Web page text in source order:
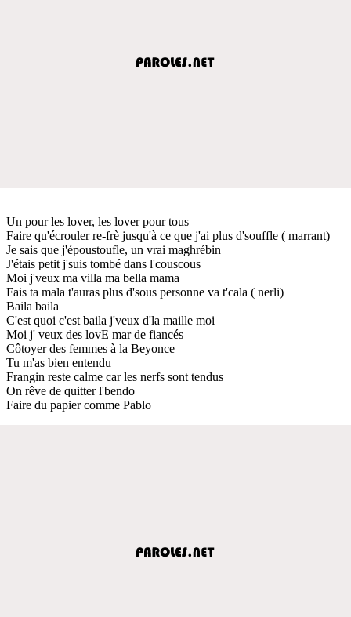
Un pour les lover, les lover pour tous
Faire qu'écrouler re-frè jusqu'à ce que j'ai plus d'souffle ( marrant)
Je sais que j'époustoufle, un vrai maghrébin
J'étais petit j'suis tombé dans l'couscous
Moi j'veux ma villa ma bella mama
Fais ta mala t'auras plus d'sous personne va t'cala ( nerli)
Baila baila
C'est quoi c'est baila j'veux d'la maille moi
Moi j' veux des lovE mar de fiancés
Côtoyer des femmes à la Beyonce
Tu m'as bien entendu
Frangin reste calme car les nerfs sont tendus
On rêve de quitter l'bendo
Faire du papier comme Pablo